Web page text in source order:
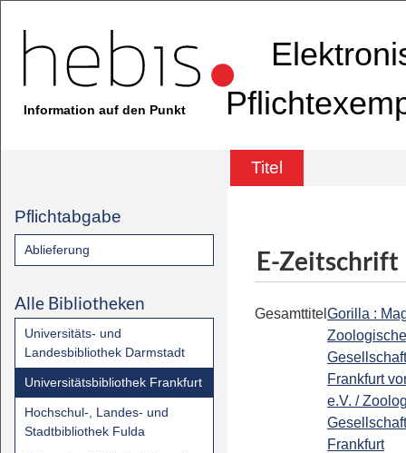
Information auf den Punkt
Titel
Pflichtabgabe
Ablieferung
Alle Bibliotheken
Universitäts- und
Landesbibliothek Darmstadt
Universitätsbibliothek Frankfurt
Hochschul-, Landes- und
Stadtbibliothek Fulda
E-Zeitschrift
Gesamttitel Gorilla :
Gesellschaft
Frankfurt
e.V. /
Gesellschaft
Frankfurt